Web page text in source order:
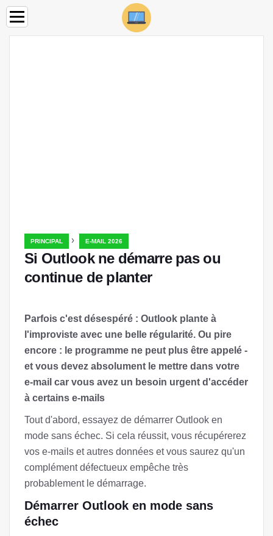
PRINCIPAL › E-MAIL 2026
Si Outlook ne démarre pas ou
continue de planter
Parfois c'est désespéré : Outlook plante à
l'improviste avec une belle régularité. Ou pire
encore : le programme ne peut plus être appelé -
et vous devez absolument le mettre dans votre
e-mail car vous avez un besoin urgent d'accéder
à certains e-mails
Tout d'abord, essayez de démarrer Outlook en
mode sans échec. Si cela réussit, vous récupérerez
vos e-mails et autres données et vous saurez qu'un
complément défectueux empêche très
probablement le démarrage.
Démarrer Outlook en mode sans
échec